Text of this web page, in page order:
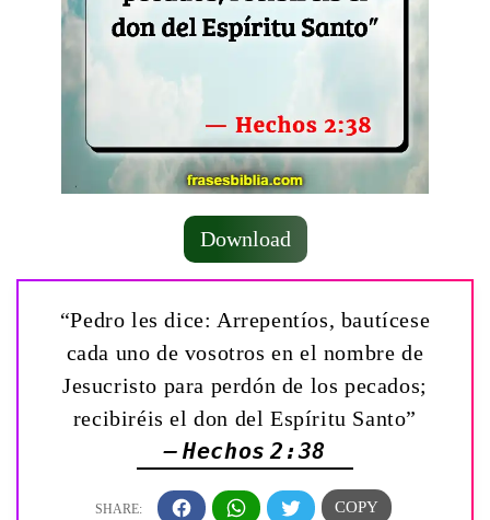
Download
“Pedro les dice: Arrepentíos, bautícese
cada uno de vosotros en el nombre de
Jesucristo para perdón de los pecados;
recibiréis el don del Espíritu Santo”
— Hechos 2:38